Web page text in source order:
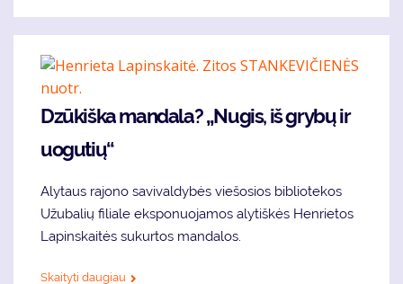
Dzūkiška mandala? „Nugis, iš grybų ir
uogutių“
Aly­taus ra­jo­no sa­vi­val­dy­bės vie­šo­sios bib­lio­te­kos
Užu­ba­lių fi­lia­le eks­po­nuo­ja­mos aly­tiš­kės Hen­rie­tos
La­pins­kai­tės su­kur­tos man­da­los.
Skaityti daugiau